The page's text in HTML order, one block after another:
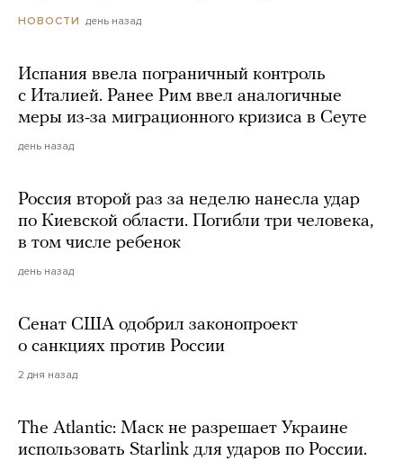
НОВОСТИ день назад
Испания ввела пограничный контроль
с Италией. Ранее Рим ввел аналогичные
меры из-за миграционного кризиса в Сеуте
день назад
Россия второй раз за неделю нанесла удар
по Киевской области. Погибли три человека,
в том числе ребенок
день назад
Сенат США одобрил законопроект
о санкциях против России
2 дня назад
The Atlantic: Маск не разрешает Украине
использовать Starlink для ударов по России.